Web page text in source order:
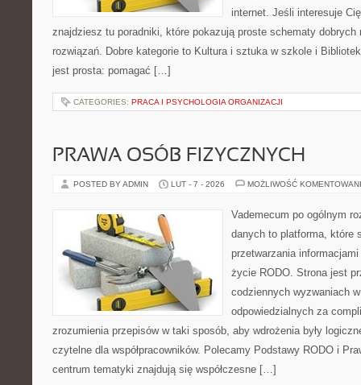
internet. Jeśli interesuje
znajdziesz tu poradniki, które pokazują proste schematy dobrych
rozwiązań. Dobre kategorie to Kultura i sztuka w szkole i
jest prosta: pomagać […]
CATEGORIES: PRACA I PSYCHOLOGIA ORGANIZACJI
PRAWA OSÓB FIZYCZNYCH
POSTED BY ADMIN LUT - 7 - 2026 MOŻLIWOŚĆ
Vademecum po ogólnym
danych to platforma, które
przetwarzania
życie RODO. Strona jest
codziennych wyzwaniach
odpowiedzialnych za
zrozumienia przepisów w taki sposób, aby wdrożenia były
czytelne dla współpracowników. Polecamy Podstawy RODO i
centrum tematyki znajdują się współczesne […]